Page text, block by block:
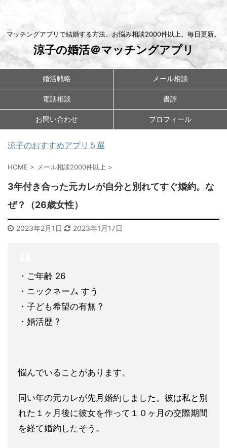
マッチングアプリで結婚する方法。お悩み相談2000件以上。毎日更新。
涼子の婚活＠マッチングアプリ
婚活戦略 メール相談
電話相談 書評
お問い合わせ プロフィール
涼子のおすすめアプリ５選
HOME > メール相談2000件以上 >
3年付き合った元カレが自分と別れてすぐ婚約。な
ぜ？（26歳女性）
2023年2月1日 2023年1月17日
・ご年齢 26
・ニックネーム すう
・子ども希望の有無 ?
・婚活歴 ?
悩んでいることがあります。
同い年の元カレが先月婚約しました。彼は私と別
れた１ヶ月後に彼女を作って１０ヶ月の交際期間
を経て婚約したそう。